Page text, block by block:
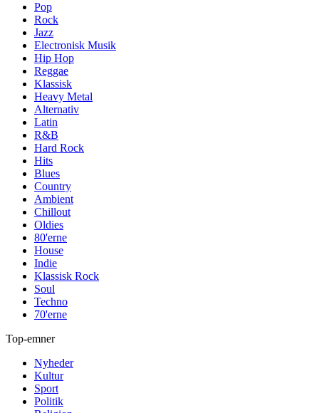
Pop
Rock
Jazz
Electronisk Musik
Hip Hop
Reggae
Klassisk
Heavy Metal
Alternativ
Latin
R&B
Hard Rock
Hits
Blues
Country
Ambient
Chillout
Oldies
80'erne
House
Indie
Klassisk Rock
Soul
Techno
70'erne
Top-emner
Nyheder
Kultur
Sport
Politik